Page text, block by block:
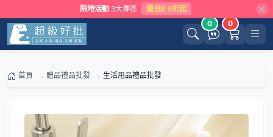
限時活動 3大專區 最低8.9折起
0 0
首頁 贈品禮品批發 生活用品禮品批發